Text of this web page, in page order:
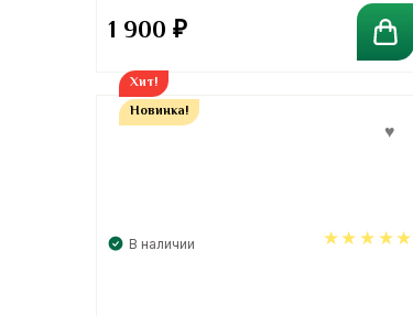
1 900 ₽
Хит!
Новинка!
В наличии